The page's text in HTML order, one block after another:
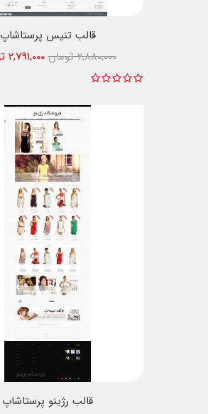
قالب تنیس پرستاشاپ
2,791,000 تومان
2,880,000 تومان
قالب رژینو پرستاشاپ